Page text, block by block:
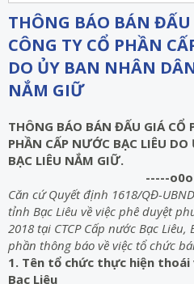
THÔNG BÁO BÁN
CÔNG TY CỔ PHẦN
DO ỦY BAN NHÂN
NẮM GIỮ
THÔNG BÁO BÁN ĐẤU GIÁ CỔ
PHẦN CẤP NƯỚC BẠC LIÊU
BẠC LIÊU NẮM GIỮ.
-----
Căn cứ Quyết định 1618/QĐ-
tỉnh Bạc Liêu về việc phê duyệt
2018 tại CTCP Cấp nước Bạc
phần thông báo về việc tổ chức
1. Tên tổ chức thực hiện thoái
Bạc Liêu